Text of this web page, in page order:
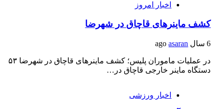
اخبار امروز
کشف ماینر‌های قاچاق در شهرضا
6 سال ago asaran
در عملیات ماموران پلیس؛ کشف ماینر‌های قاچاق در شهرضا ۵۳
دستگاه ماینر خارجی قاچاق در…
اخبار ورزشی